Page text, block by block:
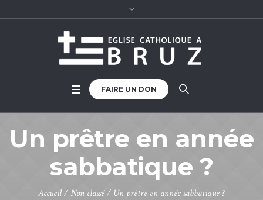
FAIRE UN DON
Un prêtre en année
sabbatique ?
Accueil/Non classé/ Un prêtre en année sabbatique ?